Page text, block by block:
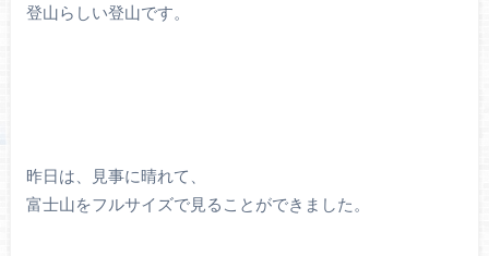
登山らしい登山です。
昨日は、見事に晴れて、
富士山をフルサイズで見ることができました。